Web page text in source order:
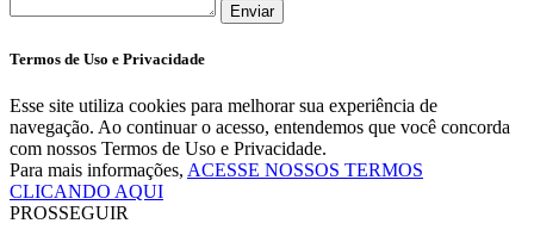
Enviar
Termos de Uso e Privacidade
Esse site utiliza cookies para melhorar sua experiência de
navegação. Ao continuar o acesso, entendemos que você concorda
com nossos Termos de Uso e Privacidade.
Para mais informações, ACESSE NOSSOS TERMOS
CLICANDO AQUI
PROSSEGUIR